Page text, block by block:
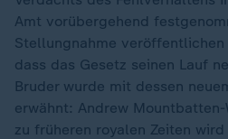
Amt vorübergehend
Stellungnahme
dass das Gesetz seinen Lauf
Bruder wurde mit dessen
erwähnt: Andrew
zu früheren royalen Zeiten